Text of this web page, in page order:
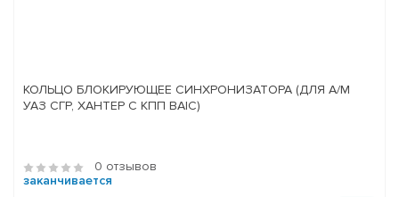
КОЛЬЦО БЛОКИРУЮЩЕЕ СИНХРОНИЗАТОРА (ДЛЯ А/М
УАЗ СГР, ХАНТЕР С КПП BAIC)
0 отзывов
заканчивается